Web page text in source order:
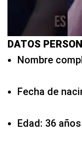
DATOS
Nombre
Fecha de
Edad: 36 años